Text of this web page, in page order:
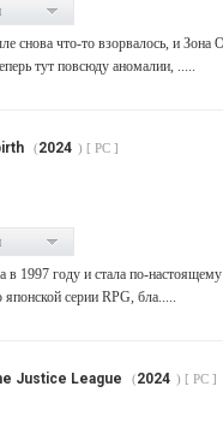
снова что-то взорвалось, и Зона
тут повсюду аномалии, .....
(2024 ) [ PC ]
1997 году и стала по-настоящему
серии RPG, бла.....
Justice League (2024 ) [ PC ]